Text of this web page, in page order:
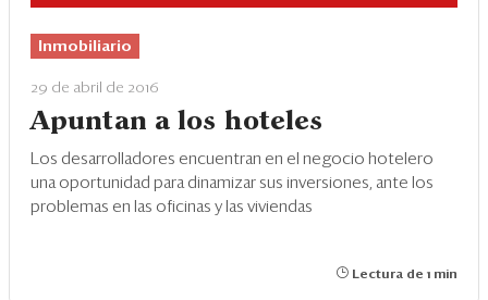
Inmobiliario
29 de abril de 2016
Apuntan a los hoteles
Los desarrolladores encuentran en el negocio hotelero
una oportunidad para dinamizar sus inversiones, ante los
problemas en las oficinas y las viviendas
Lectura de 1 min